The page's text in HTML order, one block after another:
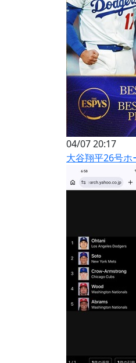
04/07 20:17
大谷翔平26号